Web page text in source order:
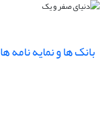
بانک ها و نمایه نامه ها